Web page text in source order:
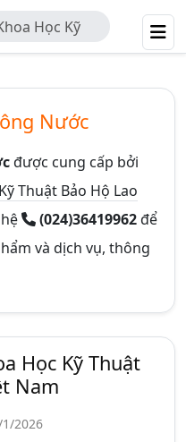
Học Kỹ
Việt Nam
Nước
được cung cấp bởi
Thuật Bảo Hộ Lao
(024)36419962để
và dịch vụ, thông
Học Kỹ Thuật
Nam
2026